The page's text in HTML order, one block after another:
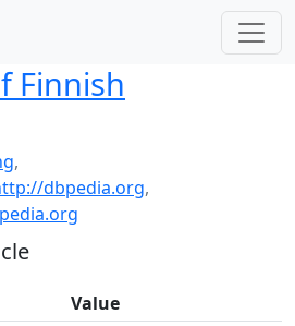
Finnish
,
dbpedia.org,
Value